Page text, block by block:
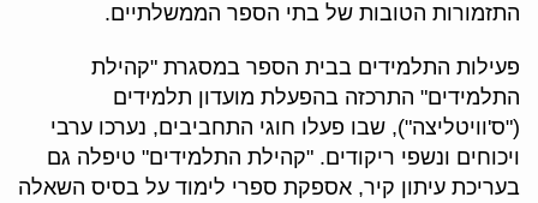
התזמורות הטובות של בתי הספר הממשלתיים.
פעילות התלמידים בבית הספר במסגרת "קהילת
התלמידים" התרכזה בהפעלת מועדון תלמידים
("ס'וויטליצה"), שבו פעלו חוגי התחביבים, נערכו ערבי
ויכוחים ונשפי ריקודים. "קהילת התלמידים" טיפלה גם
בעריכת עיתון קיר, אספקת ספרי לימוד על בסיס השאלה